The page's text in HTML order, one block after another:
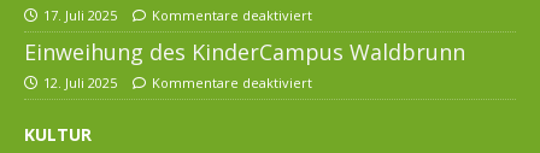
17. Juli 2025 Kommentare deaktiviert
Einweihung des KinderCampus Waldbrunn
12. Juli 2025 Kommentare deaktiviert
KULTUR